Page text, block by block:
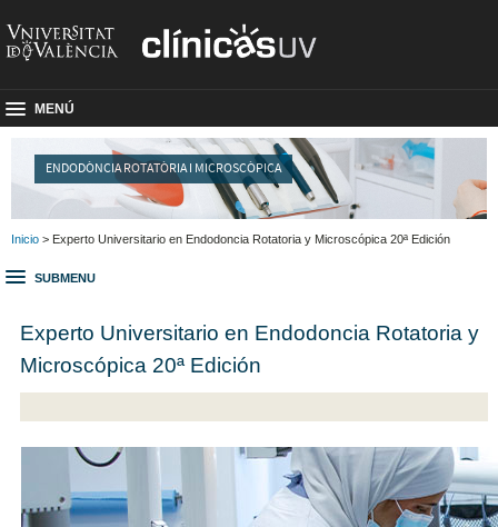
MENÚ
ENDODÒNCIA ROTATÒRIA I MICROSCÒPICA
Inicio > Experto Universitario en Endodoncia Rotatoria y Microscópica 20ª Edición
SUBMENU
Experto Universitario en Endodoncia Rotatoria y
Microscópica 20ª Edición